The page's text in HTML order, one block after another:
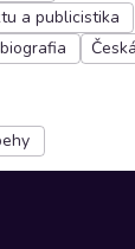
a publicistika